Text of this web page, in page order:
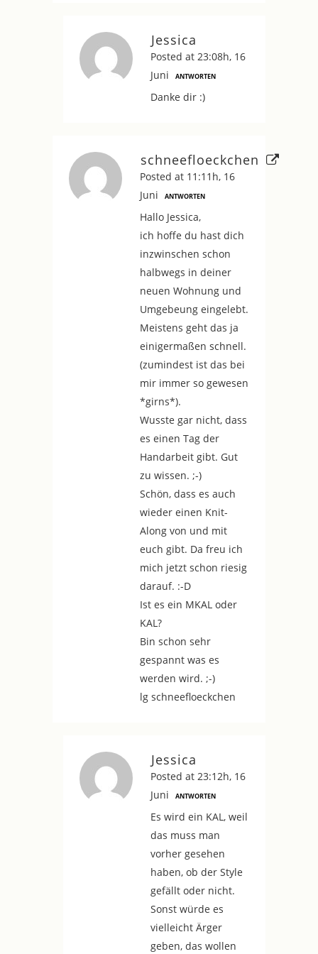
Jessica
Posted at 23:08h, 16
Juni
ANTWORTEN
Danke dir :)
schneefloeckchen
Posted at 11:11h, 16
Juni
ANTWORTEN
Hallo Jessica,
ich hoffe du hast dich
inzwinschen schon
halbwegs in deiner
neuen Wohnung und
Umgebeung eingelebt.
Meistens geht das ja
einigermaßen schnell.
(zumindest ist das bei
mir immer so gewesen
*girns*).
Wusste gar nicht, dass
es einen Tag der
Handarbeit gibt. Gut
zu wissen. ;-)
Schön, dass es auch
wieder einen Knit-
Along von und mit
euch gibt. Da freu ich
mich jetzt schon riesig
darauf. :-D
Ist es ein MKAL oder
KAL?
Bin schon sehr
gespannt was es
werden wird. ;-)
lg schneefloeckchen
Jessica
Posted at 23:12h, 16
Juni
ANTWORTEN
Es wird ein KAL, weil
das muss man
vorher gesehen
haben, ob der Style
gefällt oder nicht.
Sonst würde es
vielleicht Ärger
geben, das wollen